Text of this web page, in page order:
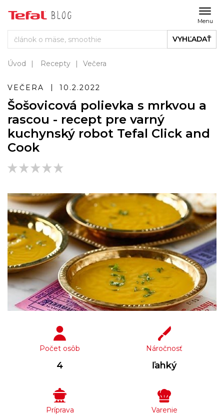
Menu
VYHĽADAŤ
Úvod Recepty Večera
VEČERA 10.2.2022
Šošovicová polievka s mrkvou a
rascou - recept pre varný
kuchynský robot Tefal Click and
Cook
Počet osôb
4
Náročnosť
ľahký
Príprava Varenie